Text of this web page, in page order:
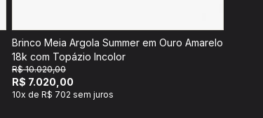
Brinco Meia Argola Summer em Ouro Amarelo
18k com Topázio Incolor
R$ 10.020,00
R$ 7.020,00
10x de R$ 702 sem juros